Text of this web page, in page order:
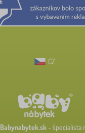
CZ
Babynabytek.sk– špecialista